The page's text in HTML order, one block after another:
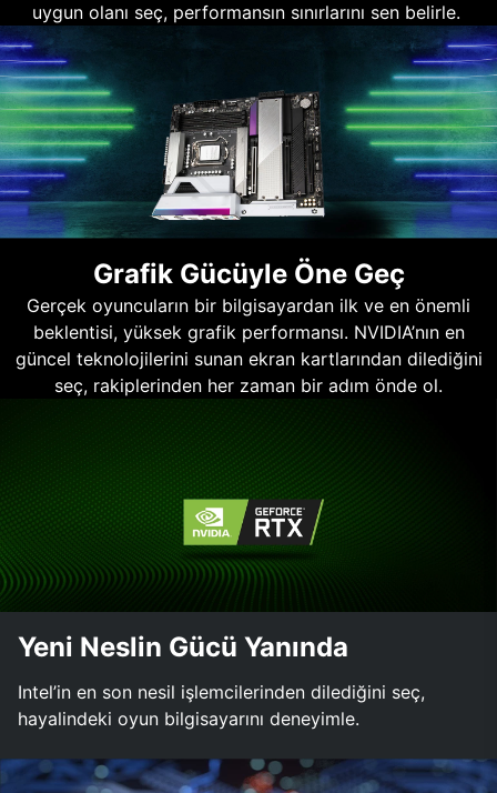
uygun olanı seç, performansın sınırlarını sen belirle.
Grafik Gücüyle Öne Geç
Gerçek oyuncuların bir bilgisayardan ilk ve en önemli
beklentisi, yüksek grafik performansı. NVIDIA’nın en
güncel teknolojilerini sunan ekran kartlarından dilediğini
seç, rakiplerinden her zaman bir adım önde ol.
Yeni Neslin Gücü Yanında
Intel’in en son nesil işlemcilerinden dilediğini seç,
hayalindeki oyun bilgisayarını deneyimle.